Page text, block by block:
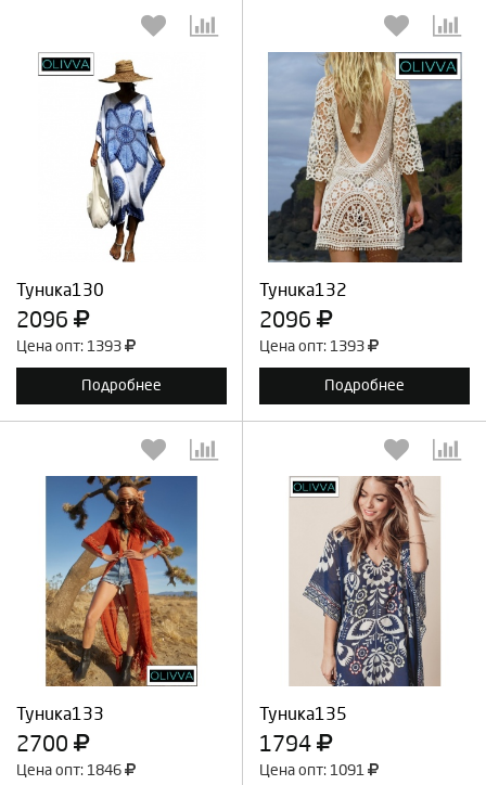
Туника130
2096
Цена опт: 1393
Подробнее
Выберите количество:
Продолжить
Туника132
2096
Цена опт: 1393
Подробнее
Выберите количество:
Продолжить Отмена
Туника133
2700
Цена опт: 1846
Выберите количество:
Продолжить Отмена
Туника135
1794
Цена опт: 1091
Выберите количество:
Продолжить Отмена